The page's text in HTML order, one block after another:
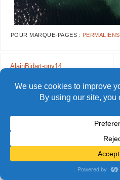
POUR MARQUE-PAGES : PERMALIENS
AlainBidart-pnv14